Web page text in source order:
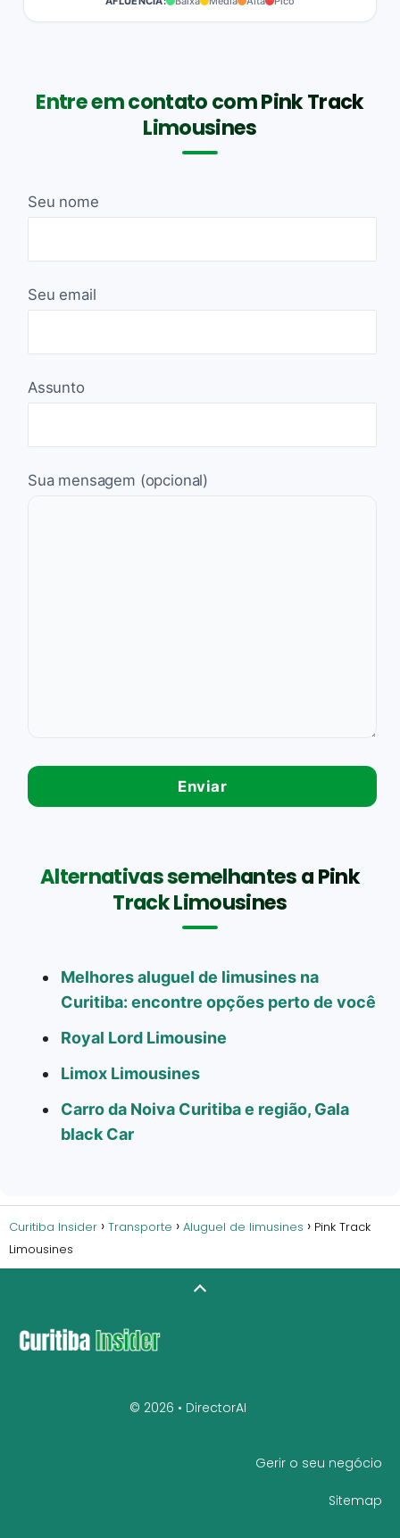
Entre em contato com Pink Track
Limousines
Seu nome
Seu email
Assunto
Sua mensagem (opcional)
Alternativas semelhantes a Pink
Track Limousines
Melhores aluguel de limusines na
Curitiba: encontre opções perto de você
Royal Lord Limousine
Limox Limousines
Carro da Noiva Curitiba e região, Gala
black Car
Curitiba Insider Transporte Aluguel de limusines
Pink Track
Limousines
© 2026 • DirectorAI
Gerir o seu negócio
Sitemap